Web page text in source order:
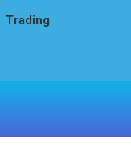
Trading